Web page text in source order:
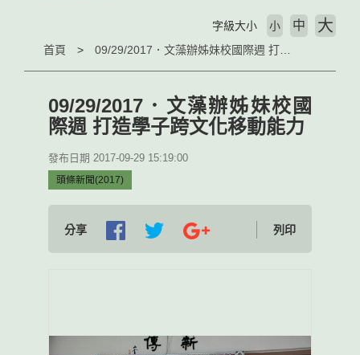
首頁
字級大小 小 中 大
09/29/2017．文藻辦姊妹校國
際週 打造學子跨文化移動能力
發布日期 2017-09-29 15:19:00
頭條新聞(2017)
分享 列印